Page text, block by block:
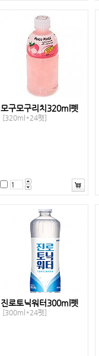
모구모구리치320ml펫
[320ml*24펫]
진로토닉워터300ml펫
[300ml*24펫]